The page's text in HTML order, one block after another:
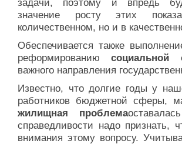
задачи, поэтому и впредь
значение росту этих
количественном, но и в
Обеспечивается также
реформированиюсоциальной
важного направления
Известно, что долгие годы у
работников бюджетной сферы,
жилищная проблема
справедливости надо признать,
внимания этому вопросу.